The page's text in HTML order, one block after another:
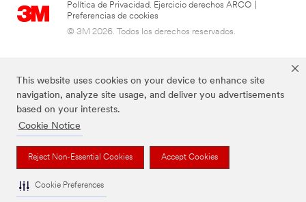
This website uses cookies on your device to enhance site
navigation, analyze site usage, and deliver you advertisements
based on your interests.
Cookie Notice
Reject Non-Essential Cookies Accept Cookies
Cookie Preferences
Política de Privacidad. Ejercicio derechos ARCO
Preferencias de cookies
© 3M 2026. Todos los derechos reservados.
Las marcas mencionadas son propiedad de 3M